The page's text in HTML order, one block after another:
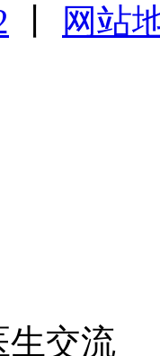
网站
生交流